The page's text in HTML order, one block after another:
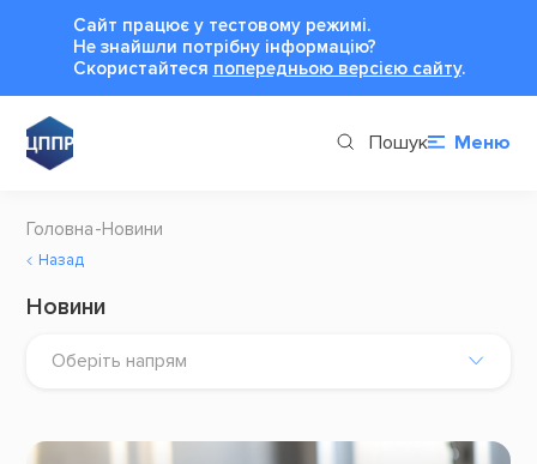
Сайт працює у тестовому режимі.
Не знайшли потрібну інформацію?
Cкористайтеся попередньою версією сайту.
Пошук Меню
Головна Новини
Назад
Новини
Оберіть напрям